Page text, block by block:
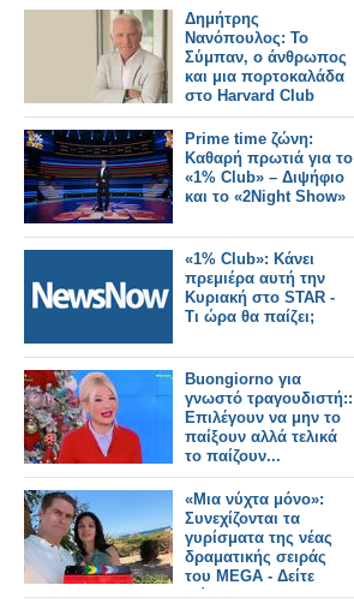
Δημήτρης
Νανόπουλος: Το
Σύμπαν, ο άνθρωπος
και μια πορτοκαλάδα
στο Harvard Club
Prime time ζώνη:
Καθαρή πρωτιά για το
«1% Club» – Διψήφιο
και το «2Night Show»
«1% Club»: Κάνει
πρεμιέρα αυτή την
Κυριακή στο STAR -
Τι ώρα θα παίζει;
Buongiorno για
γνωστό τραγουδιστή::
Επιλέγουν να μην το
παίξουν αλλά τελικά
το παίζουν...
«Μια νύχτα μόνο»:
Συνεχίζονται τα
γυρίσματα της νέας
δραματικής σειράς
του MEGA - Δείτε
φώτο απο Backstage